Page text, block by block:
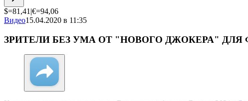
$=81,41 |€=94,06
Видео15.04.2020 в 11:35
ЗРИТЕЛИ БЕЗ УМА ОТ "НОВОГО ДЖОКЕРА" ДЛЯ